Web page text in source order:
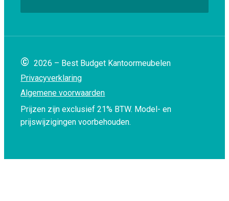
© 2026 – Best Budget Kantoormeubelen
Privacyverklaring
Algemene voorwaarden
Prijzen zijn exclusief 21% BTW. Model- en
prijswijzigingen voorbehouden.